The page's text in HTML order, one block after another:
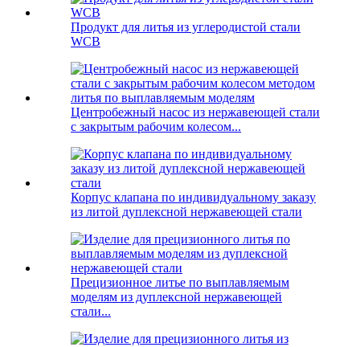
Продукт для литья из углеродистой стали
WCB
Центробежный насос из нержавеющей стали
с закрытым рабочим колесом...
Корпус клапана по индивидуальному заказу
из литой дуплексной нержавеющей стали
Прецизионное литье по выплавляемым
моделям из дуплексной нержавеющей
стали...